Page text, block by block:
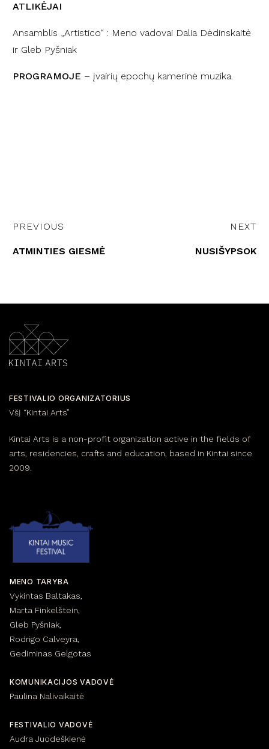
ATLIKĖJAI
Ansamblis „Artistico“ : Meno vadovai Dalia Dėdinskaitė
ir Gleb Pyšniak
PROGRAMOJE – įvairių epochų kamerinė muzika.
PREVIOUS
ATMINTIES GIESMĖ
NEXT
NUSIŠYPSOK
FESTIVALIO ORGANIZATORIUS
VšĮ “Kintai Arts”
Kintai Arts is a non-profit organization active in the fields of
arts, residencies, crafts and education, based in Kintai since
2009.
MENO TARYBA
Vykintas Baltakas,
Marta Finkelštein,
Gleb Pyšniak,
Rodrigo Calveyra,
Gediminas Gelgotas
KOMUNIKACIJOS VADOVĖ
Paulina Nalivaikaitė
FESTIVALIO VADOVĖ
Audra Juodeškienė